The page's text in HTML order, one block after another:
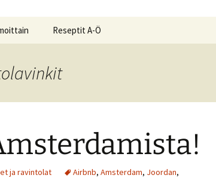
Reseptit A-Ö
ja ravintolat Airbnb, Amsterdam, Joordan,